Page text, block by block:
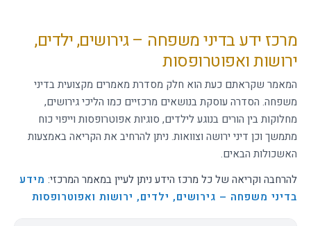
מרכז ידע בדיני משפחה – גירושים, ילדים,
ירושות ואפוטרופסות
המאמר שקראתם כעת הוא חלק מסדרת מאמרים מקצועית בדיני
משפחה. הסדרה עוסקת בנושאים מרכזיים כמו הליכי גירושים,
מחלוקות בין הורים בנוגע לילדים, סוגיות אפוטרופסות וייפוי כוח
מתמשך וכן דיני ירושה וצוואות. ניתן להרחיב את הקריאה באמצעות
האשכולות הבאים.
להרחבה וקריאה של כל מרכז הידע ניתן לעיין במאמר המרכזי:מידע
בדיני משפחה – גירושים, ילדים, ירושות ואפוטרופסות